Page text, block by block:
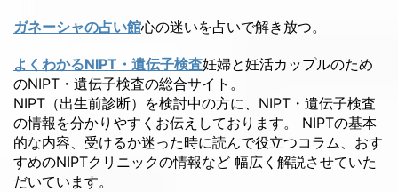
ガネーシャの占い館心の迷いを占いで解き放つ。
よくわかるNIPT・遺伝子検査妊婦と妊活カップルのため
のNIPT・遺伝子検査の総合サイト。
NIPT（出生前診断）を検討中の方に、NIPT・遺伝子検査
の情報を分かりやすくお伝えしております。 NIPTの基本
的な内容、受けるか迷った時に読んで役立つコラム、おす
すめのNIPTクリニックの情報など 幅広く解説させていた
だいています。